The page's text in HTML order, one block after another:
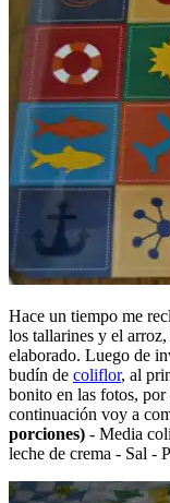
Hace un tiempo me
los tallarines y el
elaborado. Luego de
budín de coliflor, al
bonito en las fotos,
continuación voy a
porciones) - Media
leche de crema - Sal -